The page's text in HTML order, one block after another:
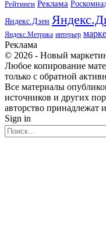
Рейтинги Реклама
Яндекс.Дзен
Яндекс.Метрика интерьер
Реклама
© 2026 - Новый
Любое копирование
только с обратной
Все материалы
источников и других
авторство принадлежат
Sign in